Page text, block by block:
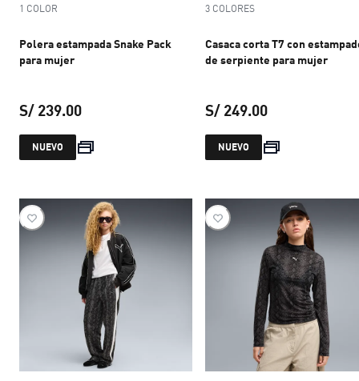
1 COLOR
Polera estampada Snake Pack
para mujer
S/ 239.00
precio actual S/ 239.00
NUEVO
3 COLORES
Casaca corta T7 con
de serpiente para mujer
S/ 249.00
precio actual
NUEVO